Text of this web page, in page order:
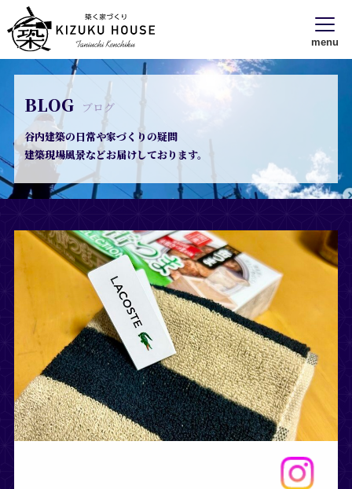
menu
BLOG ブログ
谷内建築の日常や家づくりの疑問
建築現場風景などお届けしております。